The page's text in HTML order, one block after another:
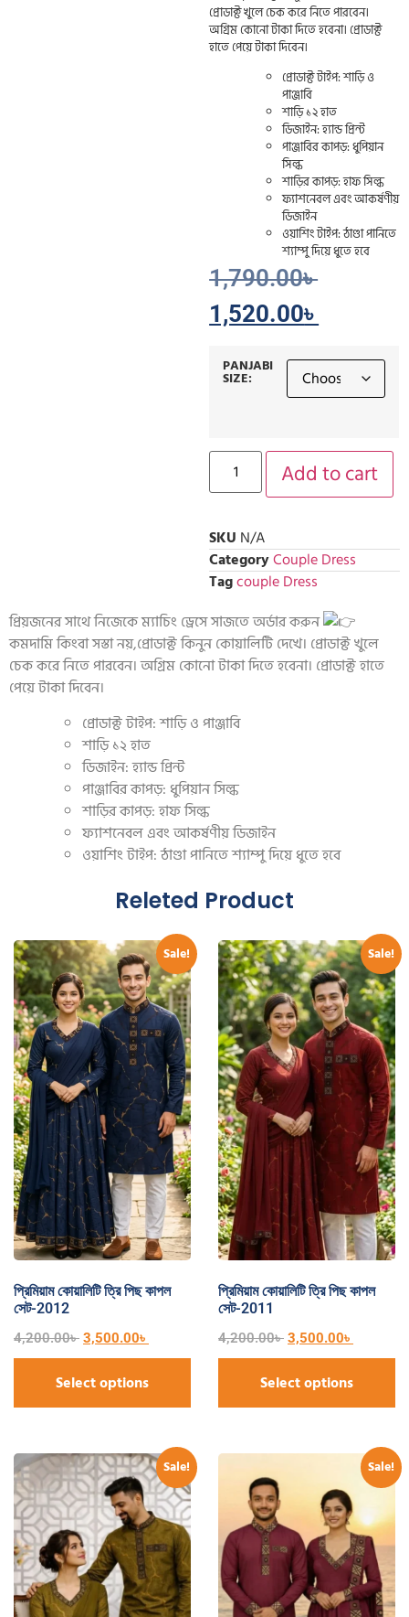
প্রোডাক্ট খুলে চেক করে নিতে পারবেন।
অগ্রিম কোনো টাকা দিতে হবেনা। প্রোডাক্ট
হাতে পেয়ে টাকা দিবেন।
প্রোডাক্ট টাইপ: শাড়ি ও
পাঞ্জাবি
শাড়ি ১২ হাত
ডিজাইন: হ্যান্ড প্রিন্ট
পাঞ্জাবির কাপড়: ধুপিয়ান
সিল্ক
শাড়ির কাপড়: হাফ সিল্ক
ফ্যাশনেবল এবং আকর্ষণীয়
ডিজাইন
ওয়াশিং টাইপ: ঠাণ্ডা পানিতে
শ্যাম্পু দিয়ে ধুতে হবে
1,790.00৳
1,520.00৳
PANJABI
SIZE:
Add to cart
SKU N/A
CategoryCouple Dress
Tagcouple Dress
প্রিয়জনের সাথে নিজেকে ম্যাচিং ড্রেসে সাজতে অর্ডার করুন
কমদামি কিংবা সস্তা নয়,প্রোডাক্ট কিনুন কোয়ালিটি দেখে। প্রোডাক্ট খুলে
চেক করে নিতে পারবেন। অগ্রিম কোনো টাকা দিতে হবেনা। প্রোডাক্ট হাতে
পেয়ে টাকা দিবেন।
প্রোডাক্ট টাইপ: শাড়ি ও পাঞ্জাবি
শাড়ি ১২ হাত
ডিজাইন: হ্যান্ড প্রিন্ট
পাঞ্জাবির কাপড়: ধুপিয়ান সিল্ক
শাড়ির কাপড়: হাফ সিল্ক
ফ্যাশনেবল এবং আকর্ষণীয় ডিজাইন
ওয়াশিং টাইপ: ঠাণ্ডা পানিতে শ্যাম্পু দিয়ে ধুতে হবে
Releted Product
Sale!
প্রিমিয়াম কোয়ালিটি ত্রি পিছ কাপল
সেট-2012
4,200.00৳ 3,500.00৳
Select options
Sale!
প্রিমিয়াম কোয়ালিটি ত্রি পিছ কাপল
সেট-2011
4,200.00৳ 3,500.00৳
Select options
Sale! Sale!